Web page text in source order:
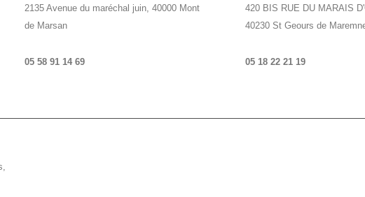
2135 Avenue du maréchal juin, 40000 Mont
de Marsan
05 58 91 14 69
420 BIS RUE DU MARAIS
40230 St Geours de
05 18 22 21 19
,